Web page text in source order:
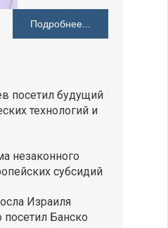
Подробнее...
посетил будущий
технологий и
незаконного
субсидий
Израиля
Банско